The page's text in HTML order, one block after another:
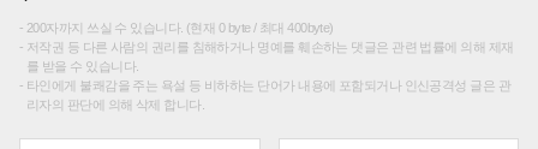
200자까지 쓰실 수 있습니다. (현재 0 byte / 최대 400byte)
저작권 등 다른 사람의 권리를 침해하거나 명예를 훼손하는 댓글은 관련 법률에 의해 제재
를 받을 수 있습니다.
타인에게 불쾌감을 주는 욕설 등 비하하는 단어가 내용에 포함되거나 인신공격성 글은 관
리자의 판단에 의해 삭제 합니다.